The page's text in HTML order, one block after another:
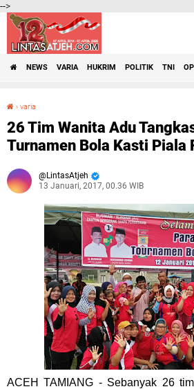
-->
NEWS VARIA HUKRIM POLITIK TNI
› varia
26 Tim Wanita Adu
Turnamen Bola Kasti Piala
LintasAtjeh
13 Januari, 2017, 00.36 WIB
ACEH TAMIANG - Sebanyak 26